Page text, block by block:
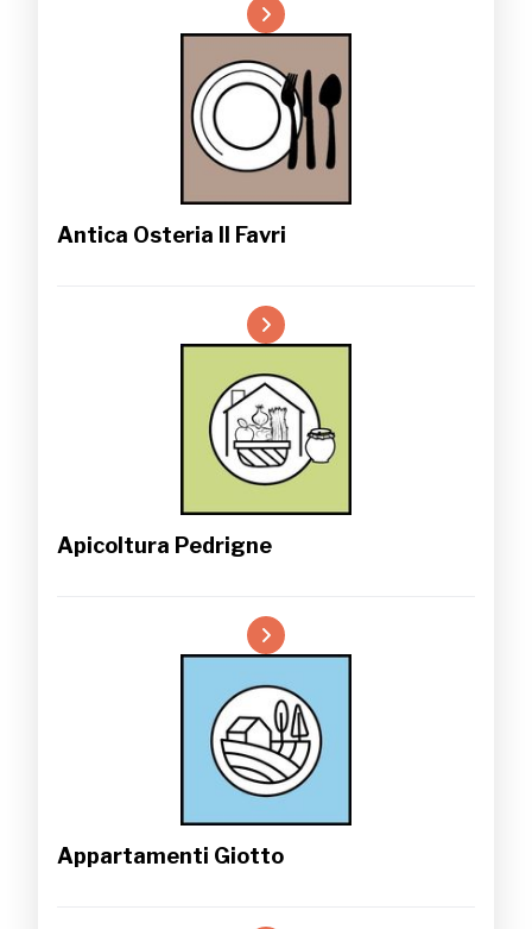
Antica Osteria Il Favri
Apicoltura Pedrigne
Appartamenti Giotto